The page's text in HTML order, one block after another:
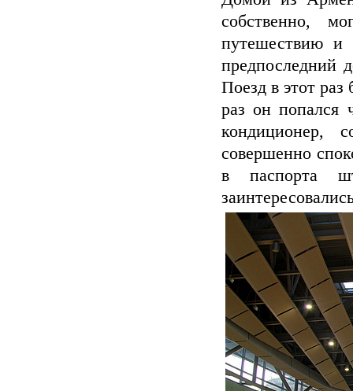
собственно,
путешествию и
предпоследний
Поезд в этот
раз он
кондиционер,
совершенно
в паспорта